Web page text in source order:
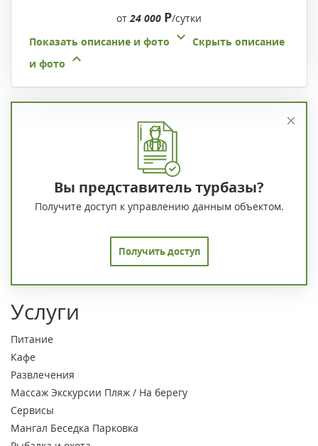
от24 000 Р/сутки
Показать описание и фото
Скрыть описание
и фото
Вы представитель турбазы?
Получите доступ к управлению данным объектом.
Получить доступ
Услуги
Питание
Кафе
Развлечения
Массаж Экскурсии Пляж / На берегу
Сервисы
Мангал Беседка Парковка